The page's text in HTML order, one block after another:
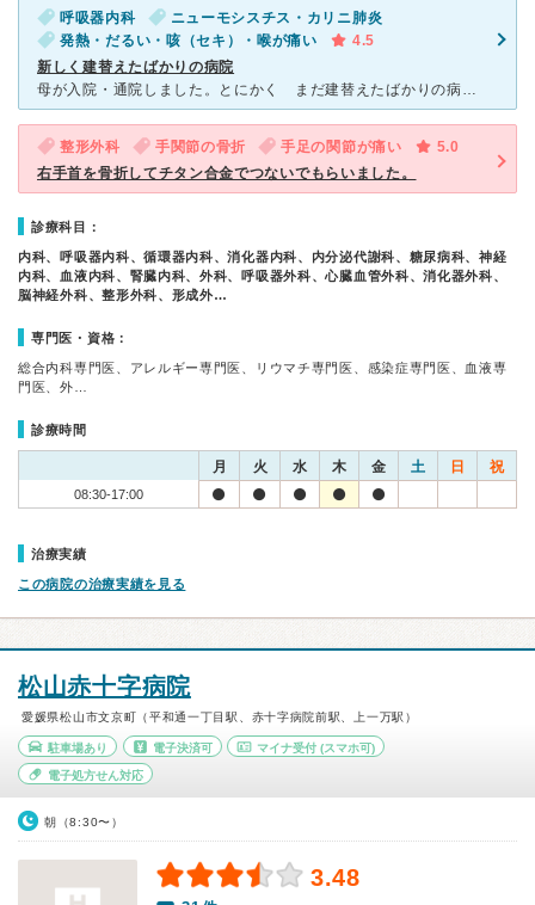
呼吸器内科
ニューモシスチス・カリニ肺炎
発熱・だるい・咳（セキ）・喉が痛い
4.5
新しく建替えたばかりの病院
母が入院・通院しました。とにかく まだ建替えたばかりの病院は、広さこそ そんなに有りませんが、綺麗です。コンビニにカフェも併設していて、入院の個室は ホテルさながらの綺麗な部屋です。通院時の駐車場は、
整形外科 手関節の骨折 手足の関節が痛い
5.0
右手首を骨折してチタン合金でつないでもらいました。
診療科目：
内科、呼吸器内科、循環器内科、消化器内科、内分泌代謝科、糖尿病科、神経
内科、血液内科、腎臓内科、外科、呼吸器外科、心臓血管外科、消化器外科、
脳神経外科、整形外科、形成外…
専門医・資格：
総合内科専門医、アレルギー専門医、リウマチ専門医、感染症専門医、血液専
門医、外…
診療時間
月 火 水 木 金 土 日 祝
08:30-17:00
治療実績
この病院の治療実績を見る
松山赤十字病院
愛媛県松山市文京町（平和通一丁目駅、赤十字病院前駅、上一万駅）
駐車場あり 電子決済可 マイナ受付 (スマホ可)
電子処方せん対応
朝（8:30〜）
3.48